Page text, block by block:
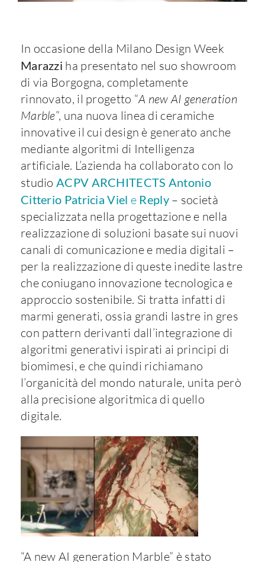
In occasione della Milano Design Week
Marazzi ha presentato nel suo showroom
di via Borgogna, completamente
rinnovato, il progetto “A new AI generation
Marble”, una nuova linea di ceramiche
innovative il cui design è generato anche
mediante algoritmi di Intelligenza
artificiale. L’azienda ha collaborato con lo
studioACPV ARCHITECTS Antonio
Citterio Patricia Viel e Reply– società
specializzata nella progettazione e nella
realizzazione di soluzioni basate sui nuovi
canali di comunicazione e media digitali –
per la realizzazione di queste inedite lastre
che coniugano innovazione tecnologica e
approccio sostenibile. Si tratta infatti di
marmi generati, ossia grandi lastre in gres
con pattern derivanti dall’integrazione di
algoritmi generativi ispirati ai principi di
biomimesi, e che quindi richiamano
l’organicità del mondo naturale, unita però
alla precisione algoritmica di quello
digitale.
“A new AI generation Marble” è stato